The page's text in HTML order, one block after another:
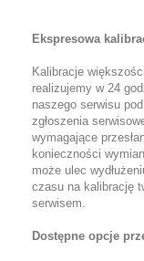
Ekspresowa
Kalibracje
realizujemy w 24
naszego serwisu
zgłoszenia
wymagające
konieczności
może ulec
czasu na kalibrację
serwisem.
Dostępne opcje